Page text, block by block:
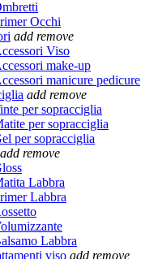
Occhi
add remove
Viso
make-up
manicure pedicure
add remove
per sopracciglia
per sopracciglia
per sopracciglia
add remove
Labbra
Labbra
Labbra
viso add remove